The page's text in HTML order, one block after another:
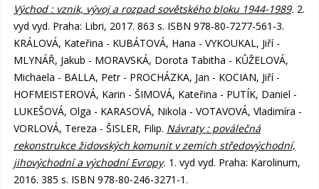
Východ : vznik, vývoj a rozpad sovětského bloku 1944-1989. 2.
vyd vyd. Praha: Libri, 2017. 863 s. ISBN 978-80-7277-561-3.
KRÁLOVÁ, Kateřina - KUBÁTOVÁ, Hana - VYKOUKAL, Jiří -
MLYNÁŘ, Jakub - MORAVSKÁ, Dorota Tabitha - KŮŽELOVÁ,
Michaela - BALLA, Petr - PROCHÁZKA, Jan - KOCIAN, Jiří -
HOFMEISTEROVÁ, Karin - ŠIMOVÁ, Kateřina - PUTÍK, Daniel -
LUKEŠOVÁ, Olga - KARASOVÁ, Nikola - VOTAVOVÁ, Vladimíra -
VORLOVÁ, Tereza - ŠISLER, Filip. Návraty : poválečná
rekonstrukce židovských komunit v zemích středovýchodní,
jihovýchodní a východní Evropy. 1. vyd vyd. Praha: Karolinum,
2016. 385 s. ISBN 978-80-246-3271-1.